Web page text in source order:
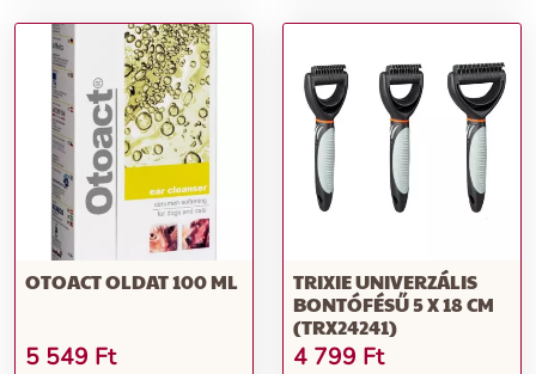
OTOACT OLDAT 100 ML
5 549 Ft
TRIXIE UNIVERZÁLIS
BONTÓFÉSŰ 5 X 18 CM
(TRX24241)
4 799 Ft